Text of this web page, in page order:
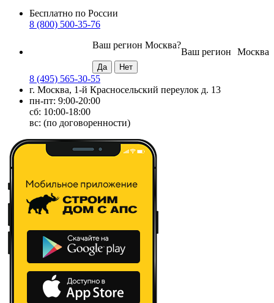
Бесплатно по России
8 (800) 500-35-76
Москва
Ваш регион
Ваш регион Москва?
8 (495) 565-30-55
г. Москва, 1-й Красносельский переулок д. 13
пн-пт: 9:00-20:00
сб: 10:00-18:00
вс: (по договоренности)